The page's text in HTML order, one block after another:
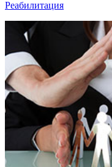
Реабилитация